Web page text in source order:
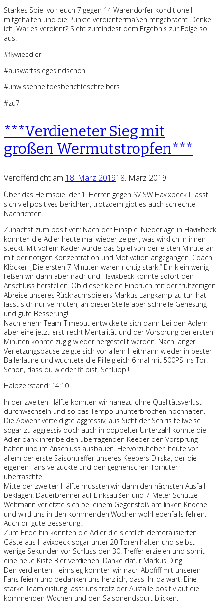
Starkes Spiel von euch 7 gegen 14 Warendorfer konditionell
mitgehalten und die Punkte verdientermaßen mitgebracht. Denke
ich. War es verdient? Sieht zumindest dem Ergebnis zur Folge so
aus.
#flywieadler
#auswärtssiegesindschön
#unwissenheitdesberichteschreibers
#zu7
***Verdieneter Sieg mit
großen Wermutstropfen***
Veröffentlicht am 18. März 201918. März 2019
Über das Heimspiel der 1. Herren gegen SV SW Havixbeck II lässt
sich viel positives berichten, trotzdem gibt es auch schlechte
Nachrichten.
Zunächst zum positiven: Nach der Hinspiel Niederlage in Havixbeck
konnten die Adler heute mal wieder zeigen, was wirklich in ihnen
steckt. Mit vollem Kader wurde das Spiel von der ersten Minute an
mit der nötigen Konzentration und Motivation angegangen. Coach
Klöcker: „Die ersten 7 Minuten waren richtig stark!“ Ein klein wenig
ließen wir dann aber nach und Havixbeck konnte sofort den
Anschluss herstellen. Ob dieser kleine Einbruch mit der frühzeitigen
Abreise unseres Rückraumspielers Markus Langkamp zu tun hat
lässt sich nur vermuten, an dieser Stelle aber schnelle Genesung
und gute Besserung!
Nach einem Team-Timeout entwickelte sich dann bei den Adlern
aber eine jetzt-erst-recht Mentalität und der Vorsprung der ersten
Minuten konnte zügig wieder hergestellt werden. Nach langer
Verletzungspause zeigte sich vor allem Heitmann wieder in bester
Ballerlaune und wuchtete die Pille gleich 6 mal mit 500PS ins Tor.
Schön, dass du wieder fit bist, Schlüppi!
Halbzeitstand: 14:10
In der zweiten Hälfte konnten wir nahezu ohne Qualitätsverlust
durchwechseln und so das Tempo ununterbrochen hochhalten.
Die Abwehr verteidigte aggressiv, aus Sicht der Schiris teilweise
sogar zu aggressiv doch auch in doppelter Unterzahl konnte die
Adler dank ihrer beiden überragenden Keeper den Vorsprung
halten und im Anschluss ausbauen. Hervorzuheben heute vor
allem der erste Saisontreffer unseres Keepers Dirska, der die
eigenen Fans verzückte und den gegnerischen Torhüter
überraschte.
Mitte der zweiten Hälfte mussten wir dann den nächsten Ausfall
beklagen: Dauerbrenner auf Linksaußen und 7-Meter Schütze
Weltmann verletzte sich bei einem Gegenstoß am linken Knöchel
und wird uns in den kommenden Wochen wohl ebenfalls fehlen.
Auch dir gute Besserung!!
Zum Ende hin konnten die Adler die sichtlich demoralisierten
Gäste aus Havixbeck sogar unter 20 Toren halten und selbst
wenige Sekunden vor Schluss den 30. Treffer erzielen und somit
eine neue Kiste Bier verdienen. Danke dafür Markus Ding!
Den verdienten Heimsieg konnten wir nach Abpfiff mit unseren
Fans feiern und bedanken uns herzlich, dass ihr da wart! Eine
starke Teamleistung lässt uns trotz der Ausfälle positiv auf die
kommenden Wochen und den Saisonendspurt blicken.